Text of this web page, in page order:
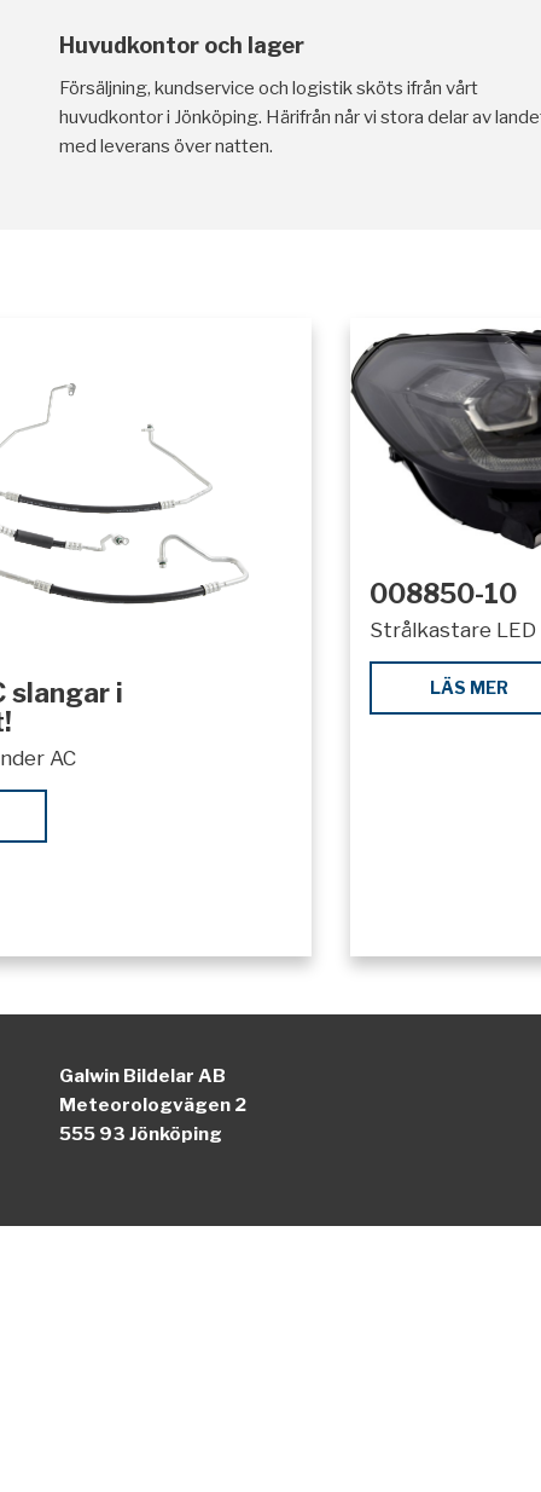
Huvudkontor och lager
Försäljning, kundservice och logistik sköts ifrån vårt
huvudkontor i Jönköping. Härifrån når vi stora delar av
med leverans över natten.
slangar i
AC
008850-10
Strålkastare LED
LÄS MER
Galwin Bildelar AB
Meteorologvägen 2
555 93 Jönköping